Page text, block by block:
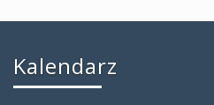
Kalendarz